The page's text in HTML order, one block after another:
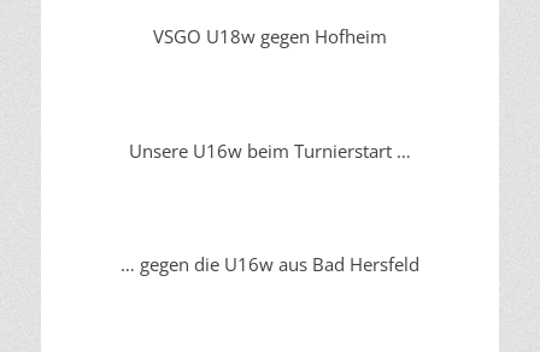
VSGO U18w gegen Hofheim
Unsere U16w beim Turnierstart …
… gegen die U16w aus Bad Hersfeld